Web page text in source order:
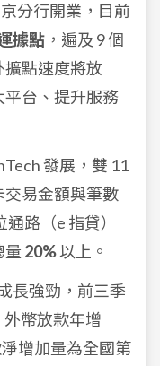
分行開業，目前
據點 ，遍及 9 個
點速度將放
台、提升服務
發展，雙 11
易金額與筆數
通路（e 指貸）
量 20%以上。
長強勁，前三季
外幣放款年增
增加量為全國第